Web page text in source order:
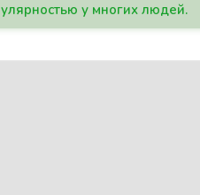
у многих людей.